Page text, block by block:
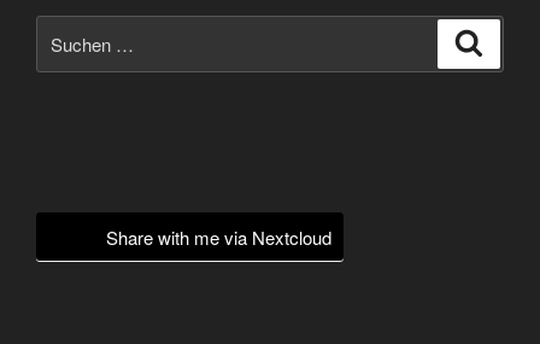
nach:
Share with me via Nextcloud